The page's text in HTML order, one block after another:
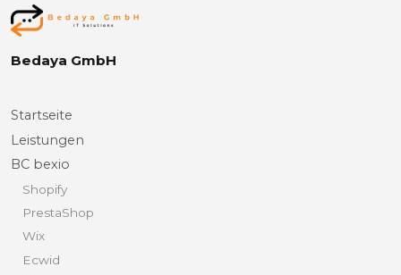
Bedaya GmbH
Startseite
Leistungen
BC bexio
Shopify
PrestaShop
Wix
Ecwid